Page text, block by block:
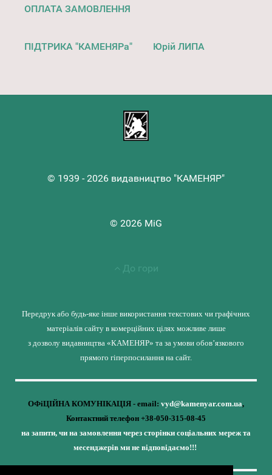
ОПЛАТА ЗАМОВЛЕННЯ
ПІДТРИКА "КАМЕНЯРа" Юрій ЛИПА
© 1939 - 2026 видавництво "КАМЕНЯР"
© 2026 MiG
До гори
Передрук або будь-яке інше використання текстових чи графічних
матеріалів сайту в комерційних цілях можливе лише
з дозволу видавництва «КАМЕНЯР» та за умови обов’язкового
прямого гіперпосилання на сайт.
ОФіЦІЙНА КОМУНІКАЦІЯ - email: vyd@kamenyar.com.ua,
Контактний телефон +38-050-315-08-45
на запити, чи на замовлення через сторінки соціальних мереж та
месенджерів ми не відповідаємо!!!